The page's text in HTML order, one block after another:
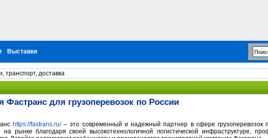
Выставки
транспорт, доставка
Фастранс для грузоперевозок по России
https://fastrans.ru/– это современный и надежный партнер в сфере грузоперевозок
рынке благодаря своей высокотехнологичной логистической инфраструктуре,